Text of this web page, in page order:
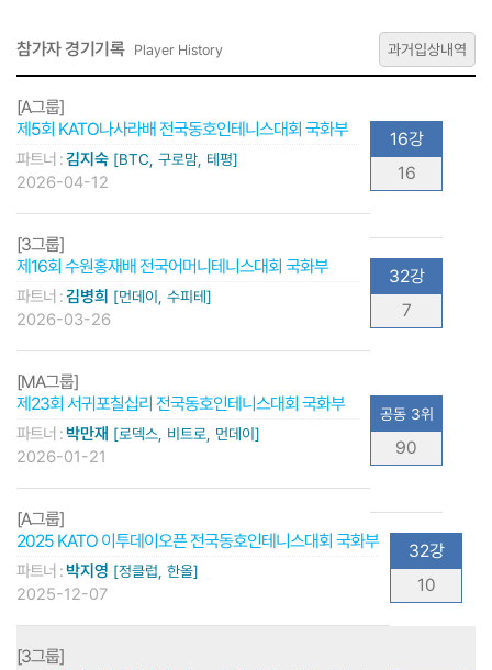
참가자 경기기록 Player History 과거입상내역
[A그룹]
제5회 KATO나사라배 전국동호인테니스대회 국화부
파트너 :김지숙 [BTC, 구로맘, 테평]
2026-04-12
16강
16
[3그룹]
제16회 수원홍재배 전국어머니테니스대회 국화부
파트너 :김병희 [먼데이, 수피테]
2026-03-26
32강
7
[MA그룹]
제23회 서귀포칠십리 전국동호인테니스대회 국화부
파트너 :박만재 [로덱스, 비트로, 먼데이]
2026-01-21
공동 3위
90
[A그룹]
2025 KATO 이투데이오픈 전국동호인테니스대회 국화부
파트너 :박지영 [정클럽, 한올]
2025-12-07
32강
10
[3그룹]